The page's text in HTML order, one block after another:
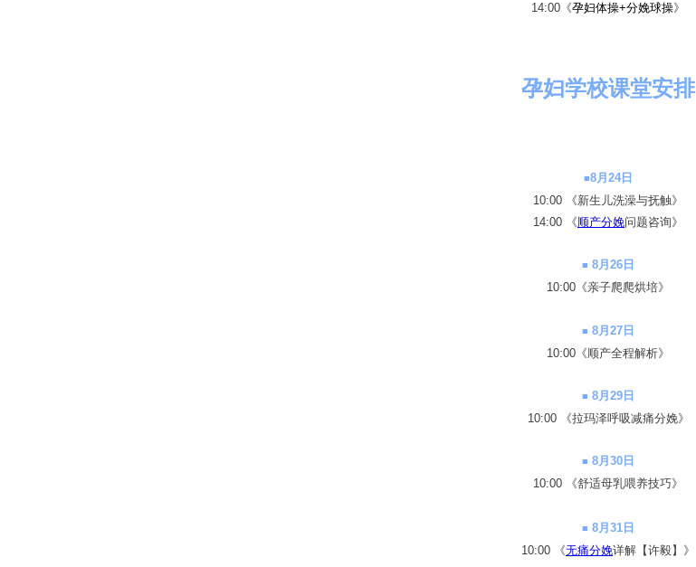
14:00 《孕妇体操+分娩球操》
孕妇学校课堂安排
■8 月24日
10:00 《新生儿洗澡与抚触》
14:00 《顺产分娩问题咨询》
■ 8月26日
10:00 《亲子爬爬烘培》
■ 8 月27日
10:00 《顺产全程解析》
■ 8 月29日
10:00 《拉玛泽呼吸减痛分娩》
■ 8月30日
10:00 《舒适母乳喂养技巧》
■ 8月31日
10:00 《无痛分娩详解【许毅】》